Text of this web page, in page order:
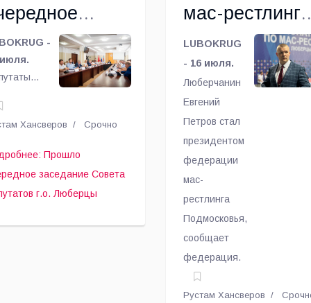
улицы в
администрации
округа.
г.о.
-
о
в
Хансверов Срочно
Прошло
заседание Совета
г.о. Люберцы
мас-рестлинга
Московской
области
возглавил
Евгений Петров
LUBOKRUG
- 16 июля.
Люберчанин
Евгений
Петров стал
президентом
федерации
мас-
рестлинга
Подмосковья,
сообщает
федерация.
Рустам Хансверов